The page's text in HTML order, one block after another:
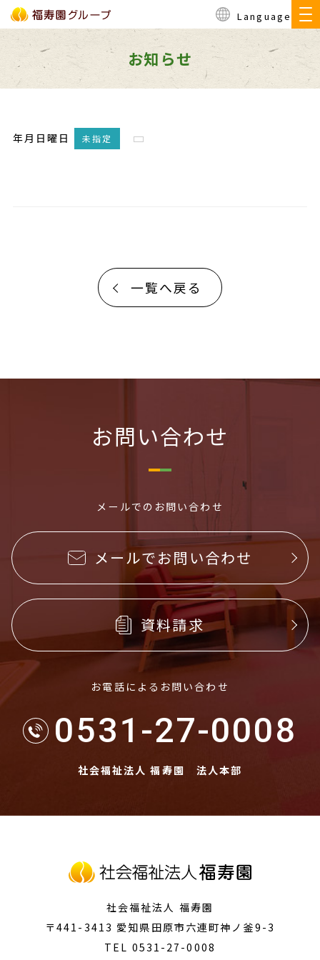
Language
お知らせ
年月日曜日 未指定
一覧へ戻る
お問い合わせ
メールでのお問い合わせ
メールでお問い合わせ
資料請求
お電話によるお問い合わせ
0531-27-0008
社会福祉法人 福寿園 法人本部
社会福祉法人 福寿園
〒441-3413 愛知県田原市 六連町神ノ釜9-3
TEL 0531-27-0008